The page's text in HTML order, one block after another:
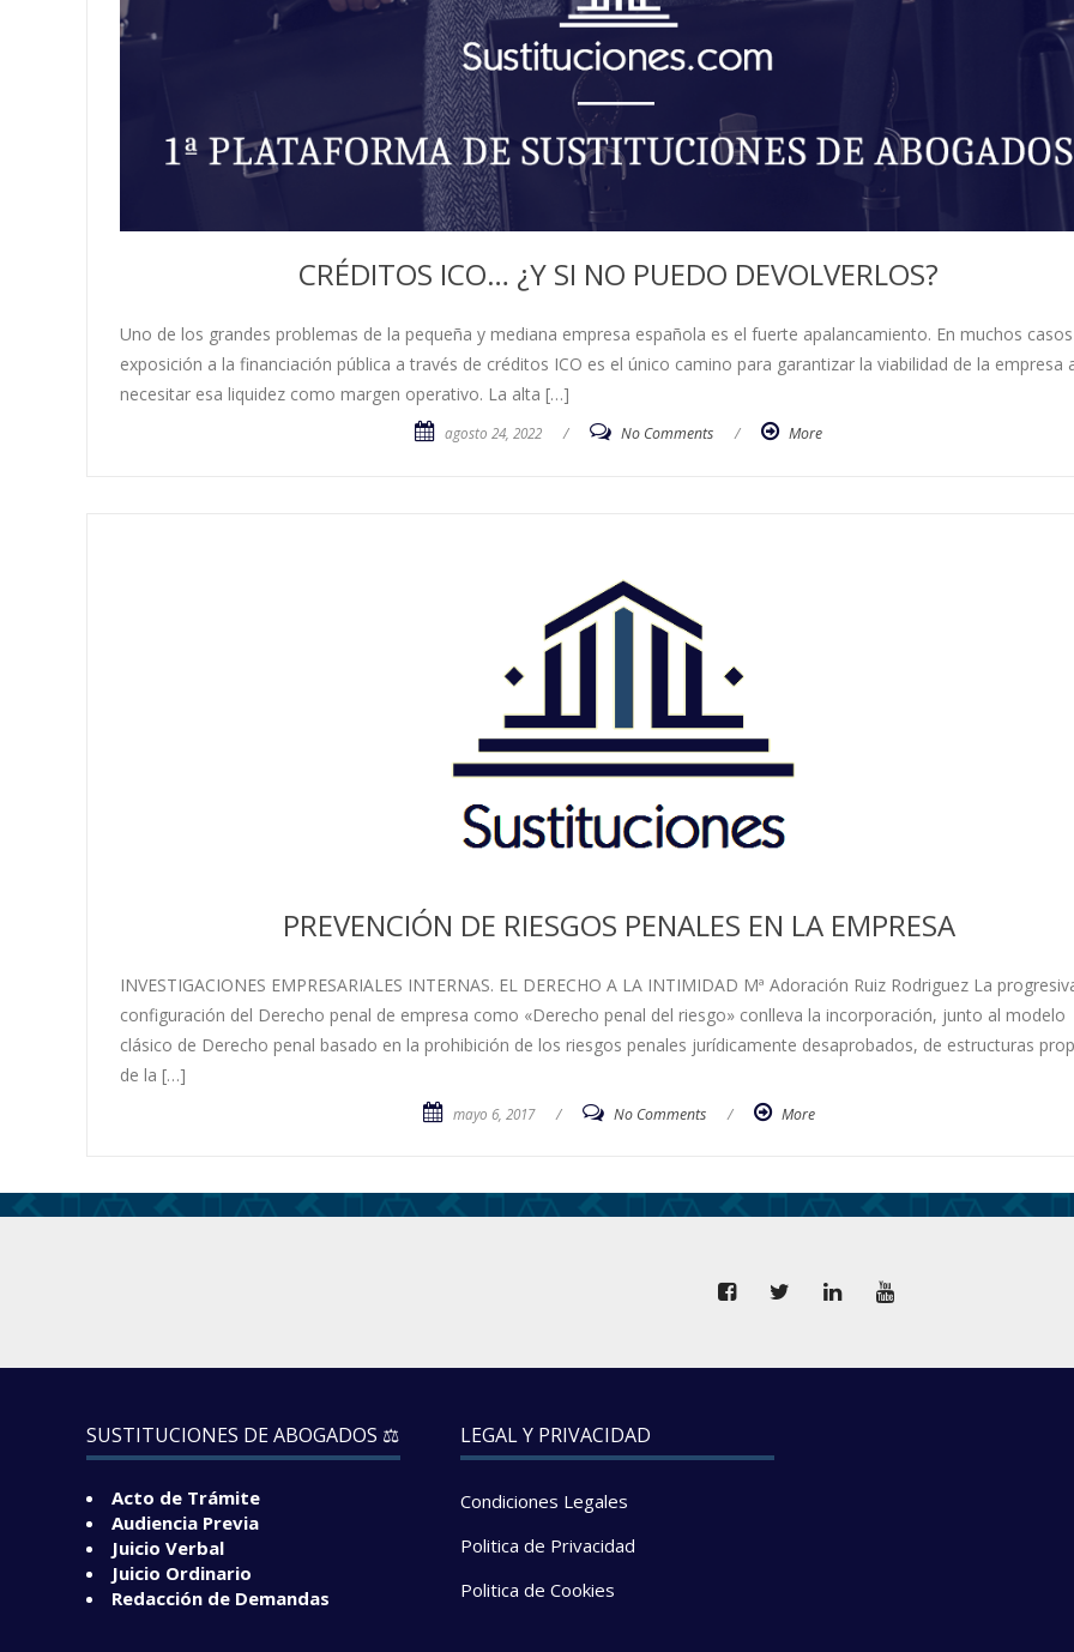
CRÉDITOS ICO… ¿Y SI NO PUEDO DEVOLVERLOS?
Uno de los grandes problemas de la pequeña y mediana empresa española es el fuerte apalancamiento. En muchos
exposición a la financiación pública a través de créditos ICO es el único camino para garantizar la viabilidad de la empresa
necesitar esa liquidez como margen operativo. La alta […]
agosto 24, 2022 / No Comments / More
PREVENCIÓN DE RIESGOS PENALES EN LA EMPRESA
INVESTIGACIONES EMPRESARIALES INTERNAS. EL DERECHO A LA INTIMIDAD Mª Adoración Ruiz Rodriguez La
configuración del Derecho penal de empresa como «Derecho penal del riesgo» conlleva la incorporación, junto al modelo
clásico de Derecho penal basado en la prohibición de los riesgos penales jurídicamente desaprobados, de estructuras
de la […]
mayo 6, 2017 / No Comments / More
SUSTITUCIONES DE ABOGADOS ⚖️
Acto de Trámite
Audiencia Previa
Juicio Verbal
Juicio Ordinario
Redacción de Demandas
LEGAL Y PRIVACIDAD
Condiciones Legales
Politica de Privacidad
Politica de Cookies